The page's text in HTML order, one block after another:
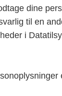
dine
til en
i